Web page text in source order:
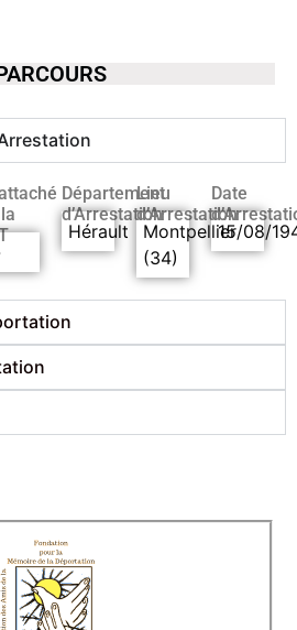
Département
d’Arrestation
Hérault
Lieu
d’Arrestation
Montpellier
(34)
Date
15/08/